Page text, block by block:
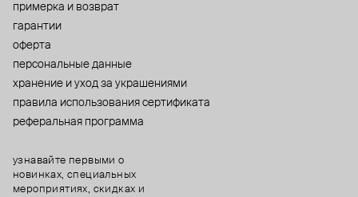
примерка и возврат
гарантии
оферта
персональные данные
хранение и уход за украшениями
правила использования сертификата
реферальная программа
узнавайте первыми о
новинках, специальных
мероприятиях, скидках и